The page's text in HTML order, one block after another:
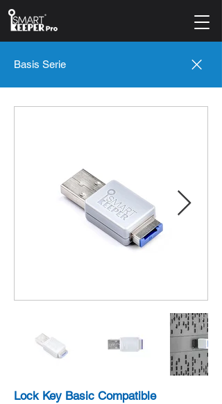
Basis Serie
Lock Key Basic Compatible